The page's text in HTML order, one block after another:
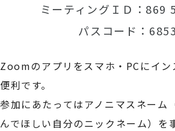
ミーティングＩＤ：869
パスコード：
Zoomのアプリをスマホ・PCにイン
便利です。
参加にあたってはアノニマスネーム
んでほしい自分のニックネーム）を